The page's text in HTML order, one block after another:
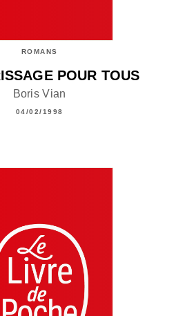
ROMANS
POUR TOUS
Boris Vian
04/02/1998